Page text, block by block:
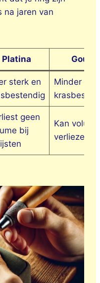
na jaren van
Platina Goud
sterk en
Minder
geen
bij
Kan volume
verliezen